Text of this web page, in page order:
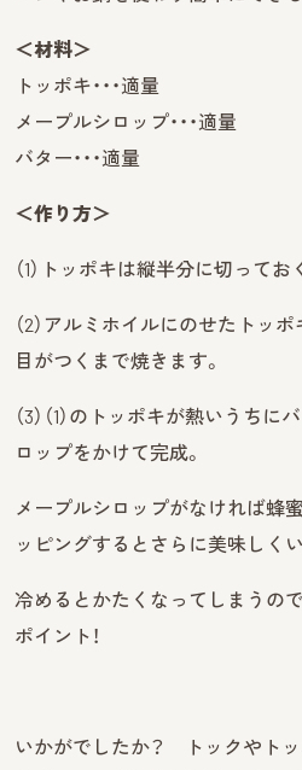
＜材料＞
トッポキ・・・適量
メープルシロップ・・・適量
バター・・・適量
＜作り方＞
（1）トッポキは縦半分に切ってお
（2）アルミホイルにのせたトッ
目がつくまで焼きます。
（3）（1）のトッポキが熱いうち
ロップをかけて完成。
メープルシロップがなければ蜂
ッピングするとさらに美味しく
冷めるとかたくなってしまうの
ポイント！
いかがでしたか？ トックやト